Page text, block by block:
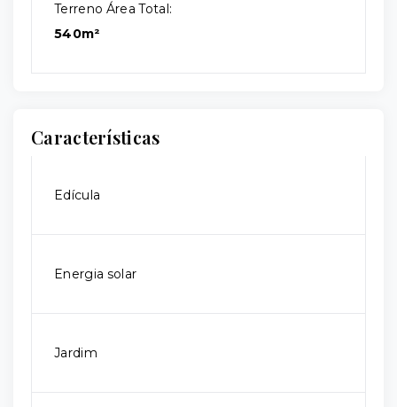
Terreno Área Total:
540m²
Características
Edícula
Energia solar
Jardim